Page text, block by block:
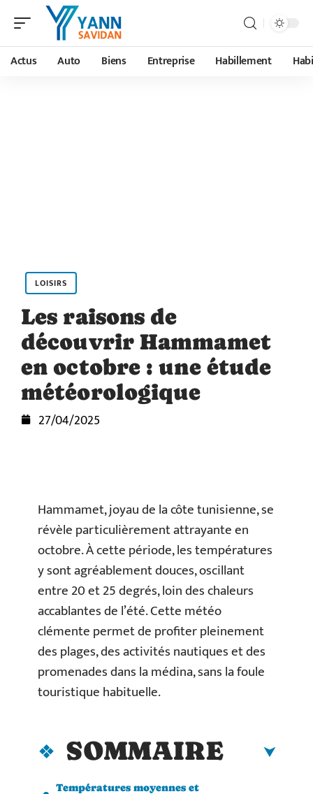
Actus Auto Biens Entreprise Habillement
LOISIRS
Les raisons de
découvrir Hammamet
en octobre : une étude
météorologique
27/04/2025
Hammamet, joyau de la côte tunisienne, se
révèle particulièrement attrayante en
octobre. À cette période, les températures
y sont agréablement douces, oscillant
entre 20 et 25 degrés, loin des chaleurs
accablantes de l’été. Cette météo
clémente permet de profiter pleinement
des plages, des activités nautiques et des
promenades dans la médina, sans la foule
touristique habituelle.
SOMMAIRE
Températures moyennes et